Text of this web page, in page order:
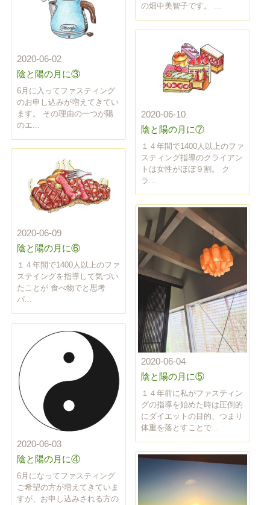
の畑中美智子です。 ...
2020-06-02
陰と陽の月に③
6月に入ってファスティング
のお申し込みが増えてきてい
ます。 その理由の一つが陽
のエ...
2020-06-10
陰と陽の月に⑦
１４年間で1400人以上のファ
スティング指導のクライアン
トは女性がほぼ９割。 ク
ラ...
2020-06-09
陰と陽の月に⑥
１４年間で1400人以上のファ
ステイングを指導して気づい
たことが 食べ物でと思考
パ...
2020-06-04
陰と陽の月に⑤
１４年前に私がファスティン
グの指導を始めた時は圧倒的
にダイエットの目的、つまり
体重を落とすことで...
2020-06-03
陰と陽の月に④
6月になってファスティング
ご希望の方が増えてきていま
すが、お申し込みされる方の